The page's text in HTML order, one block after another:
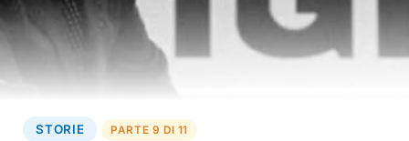
STORIE PARTE 9 DI 11